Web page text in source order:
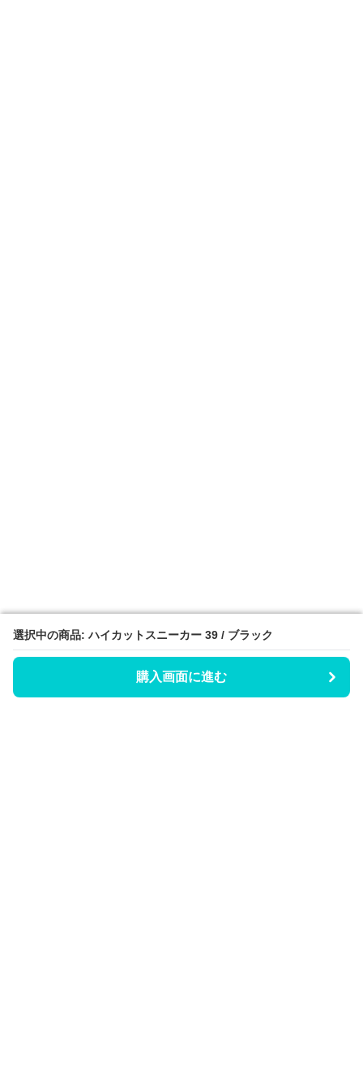
選択中の商品: ハイカットスニーカー 39 / ブラック
購入画面に進む
選択中の商品: ハイカットスニーカー 39 / ブラック
購入画面に進む